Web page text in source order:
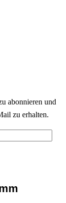
abonnieren und
zu erhalten.